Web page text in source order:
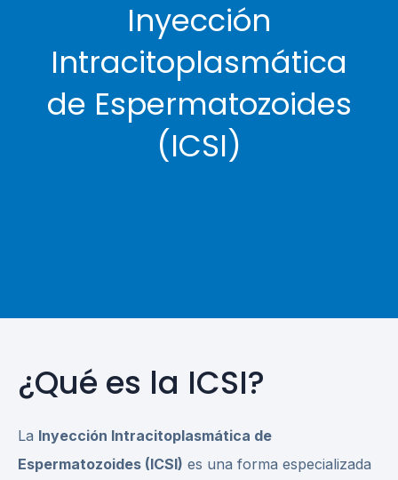
Inyección
Intracitoplasmática
de Espermatozoides
(ICSI)
¿Qué es la ICSI?
La Inyección Intracitoplasmática de
Espermatozoides (ICSI) es una forma especializada